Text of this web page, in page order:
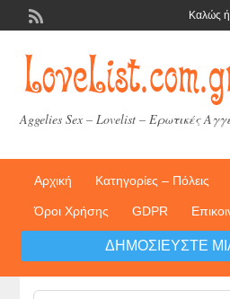
Καλώς
Aggelies Sex – Lovelist – Ερωτικές
Αρχική Κατηγορίες – Πόλεις
Όροι Χρήσης GDPR
ΔΗΜΟΣΙΕΎΣΤΕ